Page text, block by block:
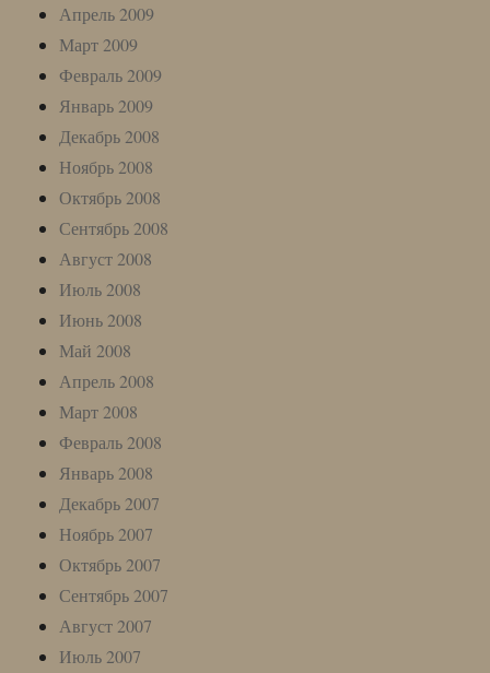
Апрель 2009
Март 2009
Февраль 2009
Январь 2009
Декабрь 2008
Ноябрь 2008
Октябрь 2008
Сентябрь 2008
Август 2008
Июль 2008
Июнь 2008
Май 2008
Апрель 2008
Март 2008
Февраль 2008
Январь 2008
Декабрь 2007
Ноябрь 2007
Октябрь 2007
Сентябрь 2007
Август 2007
Июль 2007